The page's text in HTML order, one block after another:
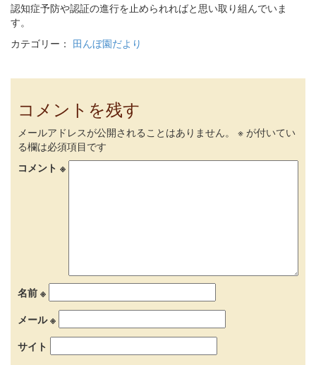
認知症予防や認証の進行を止められればと思い取り組んでいま
す。
カテゴリー： 田んぼ園だより
コメントを残す
メールアドレスが公開されることはありません。 ※ が付いてい
る欄は必須項目です
コメント ※
名前 ※
メール※
サイト